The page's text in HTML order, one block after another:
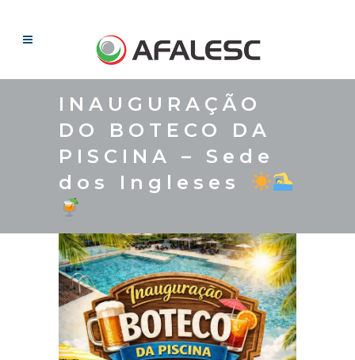
INAUGURAÇÃO
DO BOTECO DA
PISCINA – Sede
dos Ingleses